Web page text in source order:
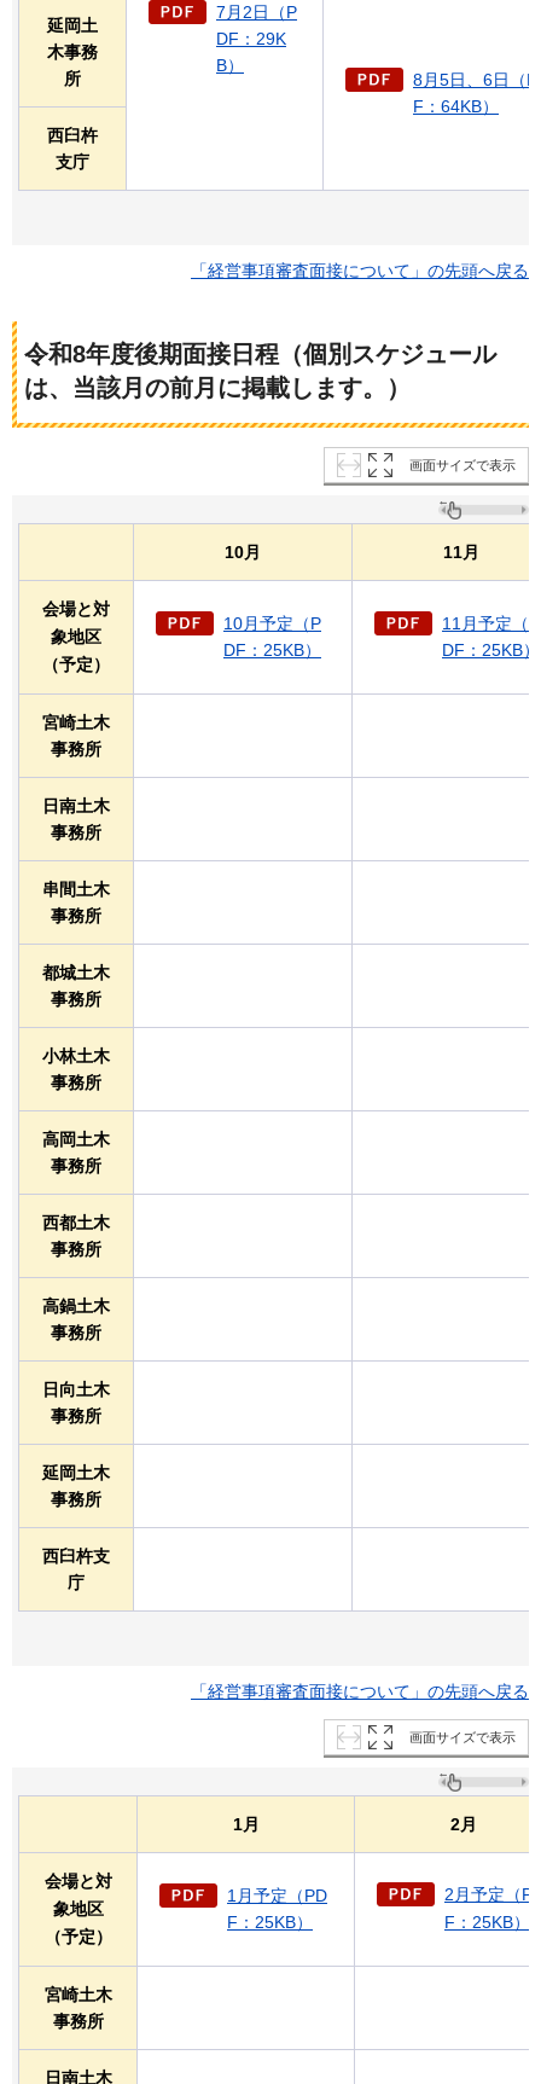
7月2日（P
DF：29K
B）
延岡土
木事務
所
8月5日、6日（
F：64KB）
西臼杵
支庁
「経営事項審査面接について」の先頭へ戻る
令和8年度後期面接日程 （個別スケジュール
は、当該月の前月に掲載します。）
画面サイズで表示
10月 11月
会場と対
象地区
（予定）
10月予定（P
DF：25KB）
11月予定（P
DF：25KB）
宮崎土木
事務所
日南土木
事務所
串間土木
事務所
都城土木
事務所
小林土木
事務所
高岡土木
事務所
西都土木
事務所
高鍋土木
事務所
日向土木
事務所
延岡土木
事務所
西臼杵支
庁
「経営事項審査面接について」の先頭へ戻る
画面サイズで表示
1月 2月
会場と対
象地区
（予定）
1月予定（PD
F：25KB）
2 月予定 （
F：25KB）
宮崎土木
事務所
日南土木